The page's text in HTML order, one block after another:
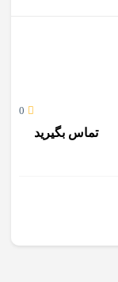
0
تماس بگیرید